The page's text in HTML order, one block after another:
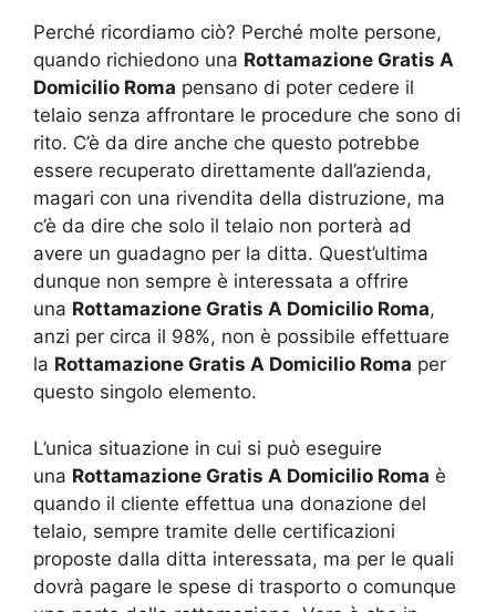
Perché ricordiamo ciò? Perché molte persone,
quando richiedono una Rottamazione Gratis A
Domicilio Roma pensano di poter cedere il
telaio senza affrontare le procedure che sono di
rito. C’è da dire anche che questo potrebbe
essere recuperato direttamente dall’azienda,
magari con una rivendita della distruzione, ma
c’è da dire che solo il telaio non porterà ad
avere un guadagno per la ditta. Quest’ultima
dunque non sempre è interessata a offrire
una Rottamazione Gratis A Domicilio Roma,
anzi per circa il 98%, non è possibile effettuare
la Rottamazione Gratis A Domicilio Roma per
questo singolo elemento.
L’unica situazione in cui si può eseguire
una Rottamazione Gratis A Domicilio Roma è
quando il cliente effettua una donazione del
telaio, sempre tramite delle certificazioni
proposte dalla ditta interessata, ma per le quali
dovrà pagare le spese di trasporto o comunque